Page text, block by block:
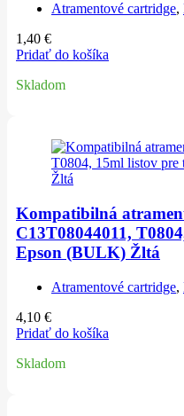
Atramentové cartridge,
1,40 €
Pridať do košíka
Skladom
Kompatibilná
C13T08044011,
Epson (BULK) Žltá
Atramentové cartridge,
4,10 €
Pridať do košíka
Skladom